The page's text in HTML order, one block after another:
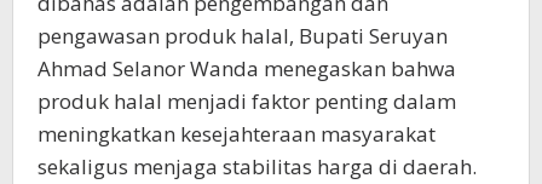
pengawasan produk halal, Bupati Seruyan
Ahmad Selanor Wanda menegaskan bahwa
produk halal menjadi faktor penting dalam
meningkatkan kesejahteraan masyarakat
sekaligus menjaga stabilitas harga di daerah.